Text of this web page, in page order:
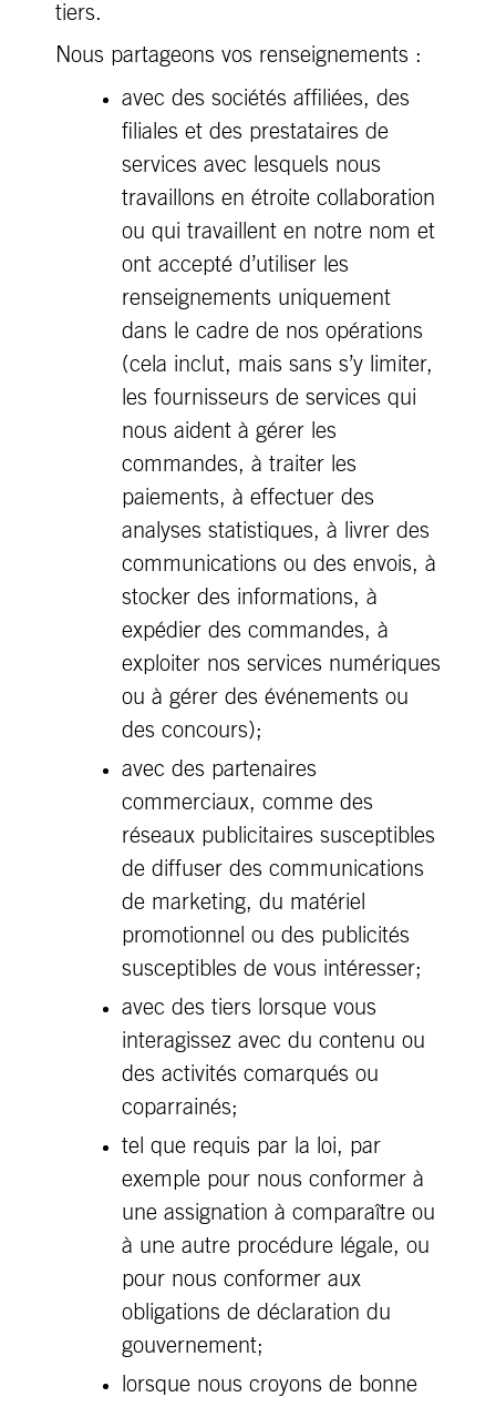
tiers.
Nous partageons vos renseignements :
avec des sociétés affiliées, des
filiales et des prestataires de
services avec lesquels nous
travaillons en étroite collaboration
ou qui travaillent en notre nom et
ont accepté d’utiliser les
renseignements uniquement
dans le cadre de nos opérations
(cela inclut, mais sans s’y limiter,
les fournisseurs de services qui
nous aident à gérer les
commandes, à traiter les
paiements, à effectuer des
analyses statistiques, à livrer des
communications ou des envois, à
stocker des informations, à
expédier des commandes, à
exploiter nos services numériques
ou à gérer des événements ou
des concours);
avec des partenaires
commerciaux, comme des
réseaux publicitaires susceptibles
de diffuser des communications
de marketing, du matériel
promotionnel ou des publicités
susceptibles de vous intéresser;
avec des tiers lorsque vous
interagissez avec du contenu ou
des activités comarqués ou
coparrainés;
tel que requis par la loi, par
exemple pour nous conformer à
une assignation à comparaître ou
à une autre procédure légale, ou
pour nous conformer aux
obligations de déclaration du
gouvernement;
lorsque nous croyons de bonne